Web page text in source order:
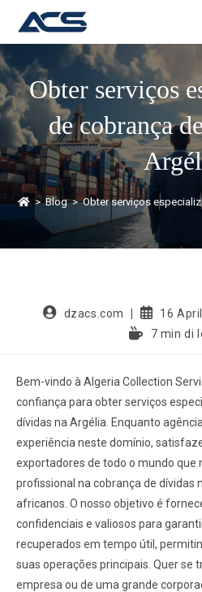
Obter serviços
de cobrança
> Blog > Obter serviços
dzacs.com 16
7 min di
Bem-vindo à Algeria Collection
confiança para obter serviços
dívidas na Argélia. Enquanto
experiência neste domínio,
exportadores de todo o mundo que
profissional na cobrança de dívidas
africanos. O nosso objetivo é
confidenciais e valiosos para
recuperados em tempo útil,
suas operações principais. Quer se
empresa ou de uma grande